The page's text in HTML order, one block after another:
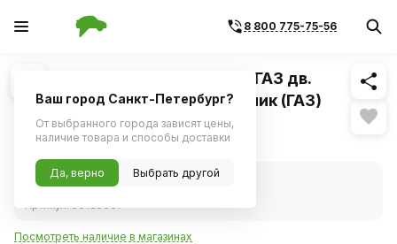
8 800 775-75-56
1/1 Похожие
Радиатор масляный для а/м ГАЗ дв.
Cummins ISF 2.8 теплообменник (ГАЗ)
11 742 ₽
В наличии
Посмотреть наличие в магазинах
Ваш город Санкт-Петербург?
От выбранного города зависят цены,
наличие товара и способы доставки
Да, верно Выбрать другой